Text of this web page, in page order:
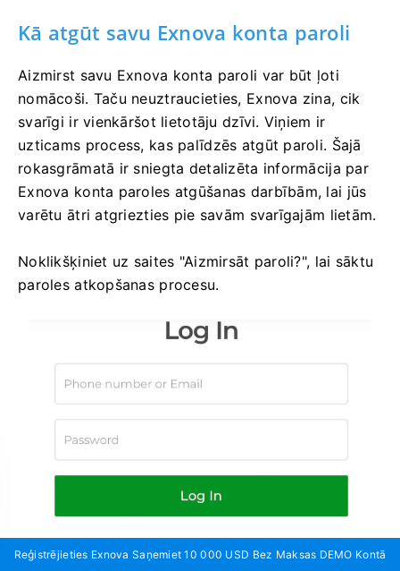
Kā atgūt savu Exnova konta paroli
Aizmirst savu Exnova konta paroli var būt ļoti
nomācoši. Taču neuztraucieties, Exnova zina, cik
svarīgi ir vienkāršot lietotāju dzīvi. Viņiem ir
uzticams process, kas palīdzēs atgūt paroli. Šajā
rokasgrāmatā ir sniegta detalizēta informācija par
Exnova konta paroles atgūšanas darbībām, lai jūs
varētu ātri atgriezties pie savām svarīgajām lietām.
Noklikšķiniet uz saites "Aizmirsāt paroli?", lai sāktu
paroles atkopšanas procesu.
Reģistrējieties Exnova Saņemiet 10 000 USD Bez Maksas DEMO Kontā